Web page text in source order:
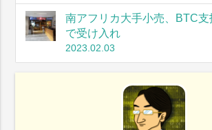
南アフリカ大手小売、BTC
で受け入れ
2023.02.03